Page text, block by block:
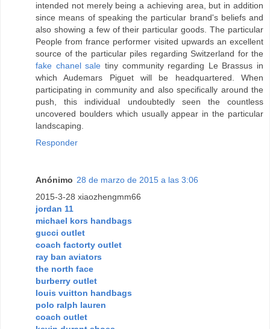
intended not merely being a achieving area, but in addition
since means of speaking the particular brand's beliefs and
also showing a few of their particular goods. The particular
People from france performer visited upwards an excellent
source of the particular piles regarding Switzerland for the
fake chanel sale tiny community regarding Le Brassus in
which Audemars Piguet will be headquartered. When
participating in community and also specifically around the
push, this individual undoubtedly seen the countless
uncovered boulders which usually appear in the particular
landscaping.
Responder
Anónimo 28 de marzo de 2015 a las 3:06
2015-3-28 xiaozhengmm66
jordan 11
michael kors handbags
gucci outlet
coach factorty outlet
ray ban aviators
the north face
burberry outlet
louis vuitton handbags
polo ralph lauren
coach outlet